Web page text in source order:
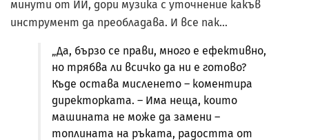
минути от ИИ, дори музика с уточнение какъв
инструмент да преобладава. И все пак…
„Да, бързо се прави, много е ефективно,
но трябва ли всичко да ни е готово?
Къде остава мисленето – коментира
директорката. – Има неща, които
машината не може да замени –
топлината на ръката, радостта от